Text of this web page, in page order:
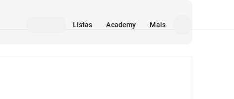
Listas Academy Mais